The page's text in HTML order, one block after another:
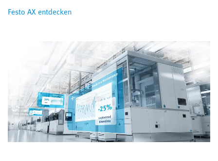
Festo AX entdecken